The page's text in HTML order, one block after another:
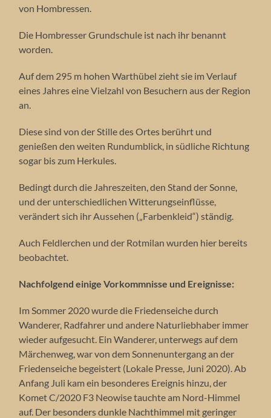
von Hombressen.
Die Hombresser Grundschule ist nach ihr benannt
worden.
Auf dem 295 m hohen Warthübel zieht sie im Verlauf
eines Jahres eine Vielzahl von Besuchern aus der Region
an.
Diese sind von der Stille des Ortes berührt und
genießen den weiten Rundumblick, in südliche Richtung
sogar bis zum Herkules.
Bedingt durch die Jahreszeiten, den Stand der Sonne,
und der unterschiedlichen Witterungseinflüsse,
verändert sich ihr Aussehen („Farbenkleid“) ständig.
Auch Feldlerchen und der Rotmilan wurden hier bereits
beobachtet.
Nachfolgend einige Vorkommnisse und Ereignisse:
Im Sommer 2020 wurde die Friedenseiche durch
Wanderer, Radfahrer und andere Naturliebhaber immer
wieder aufgesucht. Ein Wanderer, unterwegs auf dem
Märchenweg, war von dem Sonnenuntergang an der
Friedenseiche begeistert (Lokale Presse, Juni 2020). Ab
Anfang Juli kam ein besonderes Ereignis hinzu, der
Komet C/2020 F3 Neowise tauchte am Nord-Himmel
auf. Der besonders dunkle Nachthimmel mit geringer